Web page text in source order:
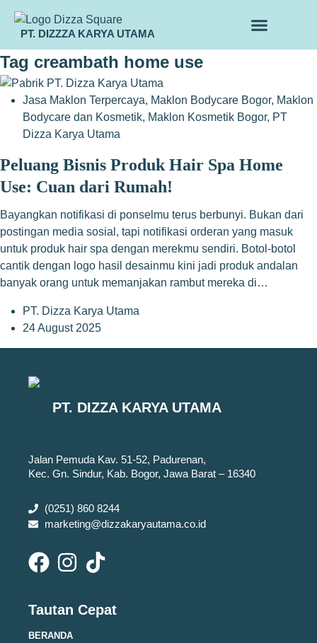
PT. DIZZZA KARYA UTAMA
Tag creambath home use
Jasa Maklon Terpercaya, Maklon Bodycare Bogor, Maklon
Bodycare dan Kosmetik, Maklon Kosmetik Bogor, PT
Dizza Karya Utama
Peluang Bisnis Produk Hair Spa Home
Use: Cuan dari Rumah!
Bayangkan notifikasi di ponselmu terus berbunyi. Bukan dari
postingan media sosial, tapi notifikasi orderan yang masuk
untuk produk hair spa dengan merekmu sendiri. Botol-botol
cantik dengan logo hasil desainmu kini jadi produk andalan
banyak orang untuk memanjakan rambut mereka di…
PT. Dizza Karya Utama
24 August 2025
PT. DIZZA KARYA UTAMA
Jalan Pemuda Kav. 51-52, Padurenan,
Kec. Gn. Sindur, Kab. Bogor, Jawa Barat – 16340
(0251) 860 8244
marketing@dizzakaryautama.co.id
Tautan Cepat
BERANDA